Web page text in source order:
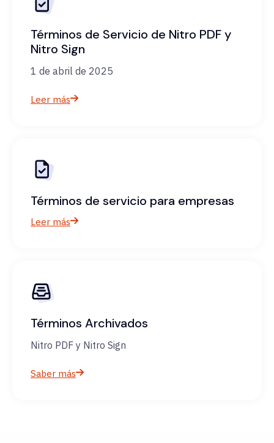
Términos de Servicio de Nitro PDF y
Nitro Sign
1 de abril de 2025
Leer más
Términos de servicio para empresas
Leer más
Términos Archivados
Nitro PDF y Nitro Sign
Saber más